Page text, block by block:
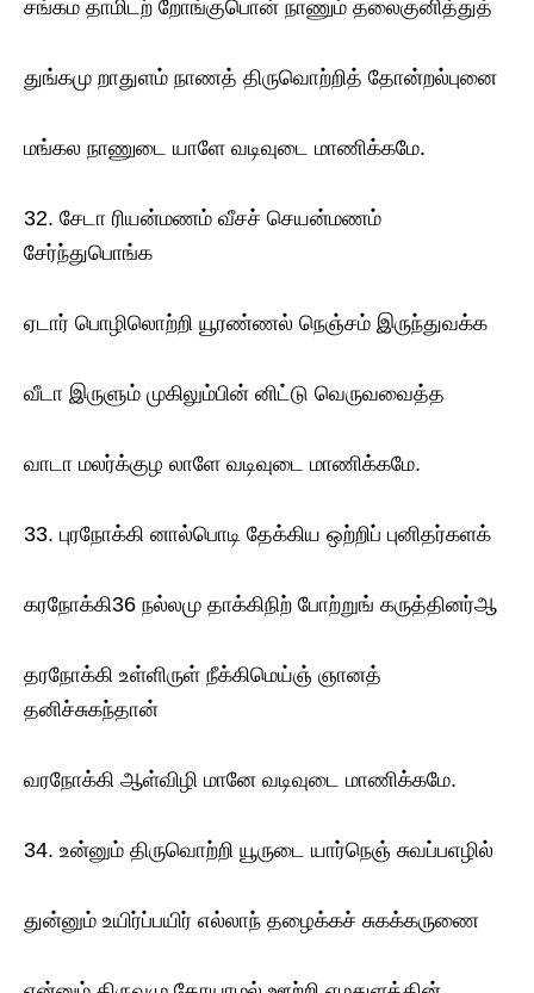
சங்கம தாமிடற் றோங்குபொன் நாணும் தலைகுனித்துத்
துங்கமு றாதுளம் நாணத் திருவொற்றித் தோன்றல்புனை
மங்கல நாணுடை யாளே வடிவுடை மாணிக்கமே.
32. சேடா ரியன்மணம் வீசச் செயன்மணம்
சேர்ந்துபொங்க
ஏடார் பொழிலொற்றி யூரண்ணல் நெஞ்சம் இருந்துவக்க
வீடா இருளும் முகிலும்பின் னிட்டு வெருவவைத்த
வாடா மலர்க்குழ லாளே வடிவுடை மாணிக்கமே.
33. புரநோக்கி னால்பொடி தேக்கிய ஒற்றிப் புனிதர்களக்
கரநோக்கி36 நல்லமு தாக்கிநிற் போற்றுங் கருத்தினர்ஆ
தரநோக்கி உள்ளிருள் நீக்கிமெய்ஞ் ஞானத்
தனிச்சுகந்தான்
வரநோக்கி ஆள்விழி மானே வடிவுடை மாணிக்கமே.
34. உன்னும் திருவொற்றி யூருடை யார்நெஞ் சுவப்பஎழில்
துன்னும் உயிர்ப்பயிர் எல்லாந் தழைக்கச் சுகக்கருணை